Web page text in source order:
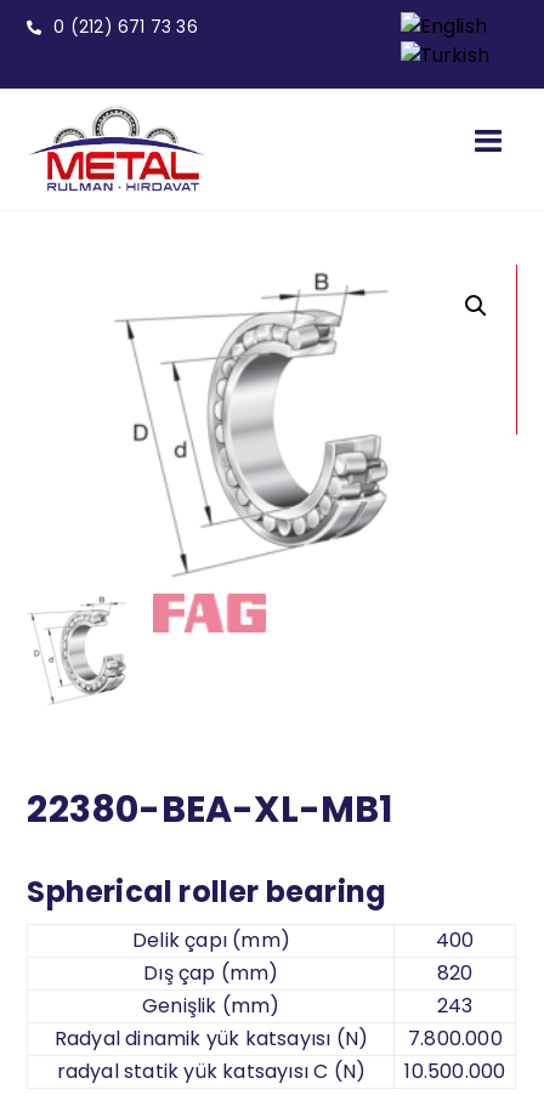
0 (212) 671 73 36
22380-BEA-XL-MB1
Spherical roller bearing
Delik çapı (mm)
400
Dış çap (mm)
820
Genişlik (mm)
243
Radyal dinamik yük katsayısı (N)
7.800.000
radyal statik yük katsayısı C (N)
10.500.000